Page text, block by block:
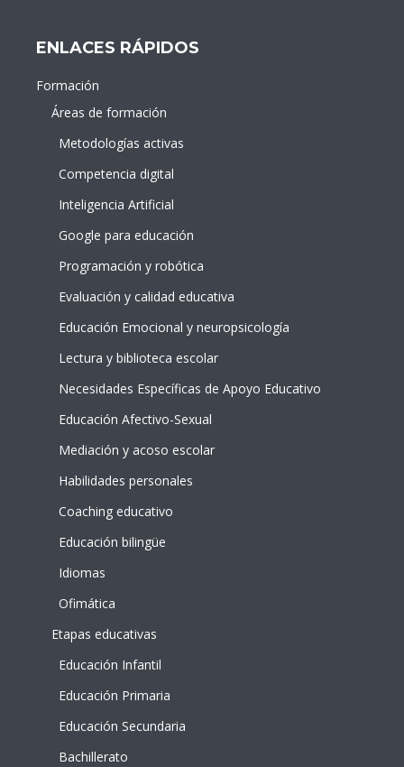
ENLACES RÁPIDOS
Formación
Áreas de formación
Metodologías activas
Competencia digital
Inteligencia Artificial
Google para educación
Programación y robótica
Evaluación y calidad educativa
Educación Emocional y neuropsicología
Lectura y biblioteca escolar
Necesidades Específicas de Apoyo Educativo
Educación Afectivo-Sexual
Mediación y acoso escolar
Habilidades personales
Coaching educativo
Educación bilingüe
Idiomas
Ofimática
Etapas educativas
Educación Infantil
Educación Primaria
Educación Secundaria
Bachillerato